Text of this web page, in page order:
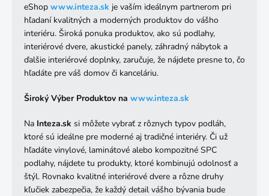
eShop www.inteza.sk je vaším ideálnym partnerom pri
hľadaní kvalitných a moderných produktov do vášho
interiéru. Široká ponuka produktov, ako sú podlahy,
interiérové dvere, akustické panely, záhradný nábytok a
ďalšie interiérové doplnky, zaručuje, že nájdete presne to, čo
hľadáte pre váš domov či kanceláriu.
Široký Výber Produktov na www.inteza.sk
Na Inteza.sk si môžete vybrať z rôznych typov podláh,
ktoré sú ideálne pre moderné aj tradičné interiéry. Či už
hľadáte vinylové, laminátové alebo kompozitné SPC
podlahy, nájdete tu produkty, ktoré kombinujú odolnosť a
štýl. Rovnako kvalitné interiérové dvere a rôzne druhy
kľučiek zabezpečia, že každý detail vášho bývania bude